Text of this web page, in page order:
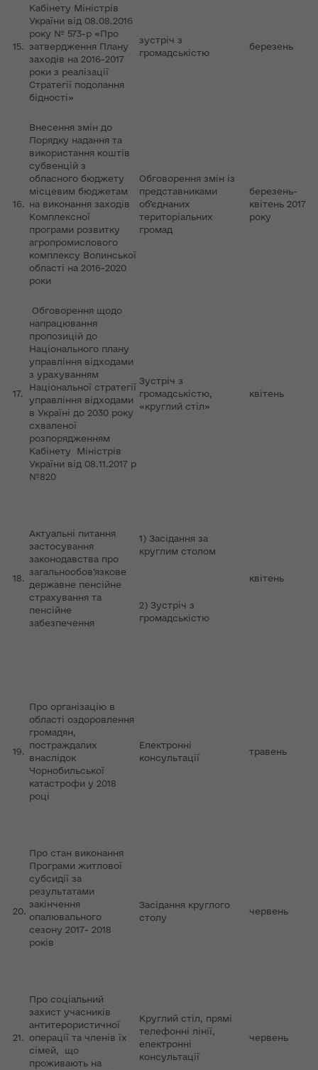
15.
Кабінету Міністрів
України від 08.08.2016
року № 573-р «Про
затвердження Плану
заходів на 2016-2017
роки з реалізації
Стратегії подолання
бідності»
зустріч з
громадськістю
березень
16.
Внесення змін до
Порядку надання та
використання коштів
субвенцій з
обласного бюджету
місцевим бюджетам
на виконання заходів
Комплексної
програми розвитку
агропромислового
комплексу Волинської
області на 2016-2020
роки
Обговорення змін із
представниками
об’єднаних
територіальних
громад
березень-
квітень 2017
року
17.
Обговорення щодо
напрацювання
пропозицій до
Національного плану
управління відходами
з урахуванням
Національної стратегії
управління відходами
в Україні до 2030 року
схваленої
розпорядженням
Кабінету Міністрів
України від 08.11.2017 р
№820
Зустріч з
громадськістю,
«круглий стіл»
квітень
18.
Актуальні питання
застосування
законодавства про
загальнообов’язкове
державне пенсійне
страхування та
пенсійне
забезпечення
1) Засідання за
круглим столом
2) Зустріч з
громадськістю
квітень
19.
Про організацію в
області оздоровлення
громадян,
постраждалих
внаслідок
Чорнобильської
катастрофи у 2018
році
Електронні
консультації
травень
20.
Про стан виконання
Програми житлової
субсидії за
результатами
закінчення
опалювального
сезону 2017- 2018
років
Засідання круглого
столу
червень
21.
Про соціальний
захист учасників
антитерористичної
операції та членів їх
сімей, що
проживають на
Круглий стіл, прямі
телефонні лінії,
електронні
консультації
червень